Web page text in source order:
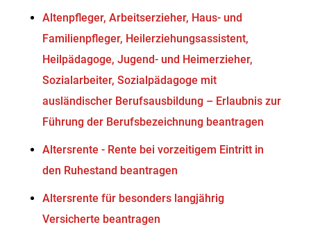
Altenpfleger, Arbeitserzieher, Haus- und
Familienpfleger, Heilerziehungsassistent,
Heilpädagoge, Jugend- und Heimerzieher,
Sozialarbeiter, Sozialpädagoge mit
ausländischer Berufsausbildung – Erlaubnis zur
Führung der Berufsbezeichnung beantragen
Altersrente - Rente bei vorzeitigem Eintritt in
den Ruhestand beantragen
Altersrente für besonders langjährig
Versicherte beantragen